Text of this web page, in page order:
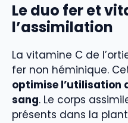
Le duo fer et
l’assimilation
La vitamine C de
fer non héminique.
optimise l’utilisation
sang. Le corps
présents dans la